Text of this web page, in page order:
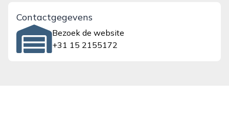
Contactgegevens
Bezoek de website
+31 15 2155172